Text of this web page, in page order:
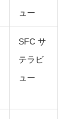
ュー
SFC サ
テラビ
ュー